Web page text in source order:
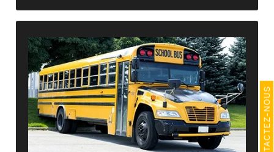
L’entreprise ABER TAXI GRIMAULT met à votre
disposition des voitures de 7 et 9 places pour le
transport scolaire. En fonction des points d’arrêts
requis, nous définissons ensemble un itinéraire
sur-mesure en adéquation avec votre demande
unique. Ensuite, nos chauffeurs professionnels
assurent le transport des élèves en toute sécurité.
CONTACTEZ-NOUS